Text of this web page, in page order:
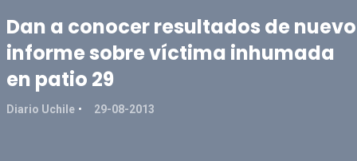
Dan a conocer resultados de nuevo
informe sobre víctima inhumada
en patio 29
Diario Uchile 29-08-2013